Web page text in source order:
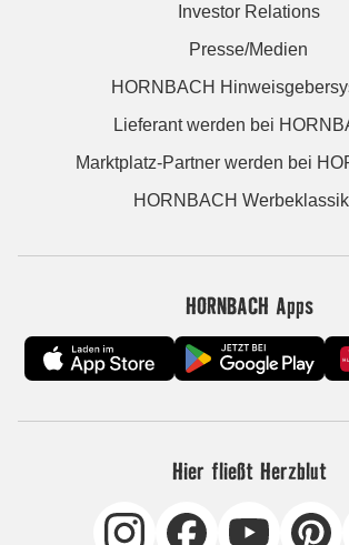
Investor Relations
Presse/Medien
HORNBACH
Lieferant werden bei
Marktplatz-Partner werden bei
HORNBACH
HORNBACH Apps
Hier fließt Herzblut